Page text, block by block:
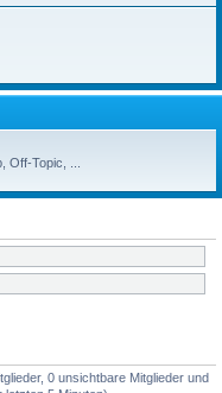
Off-Topic, ...
0 unsichtbare Mitglieder und